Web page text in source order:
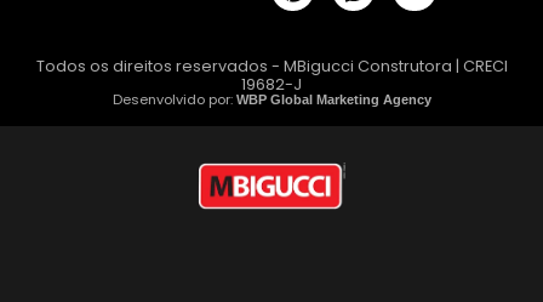
Todos os direitos reservados - MBigucci Construtora | CRECI
19682-J
Desenvolvido por: WBP Global Marketing Agency